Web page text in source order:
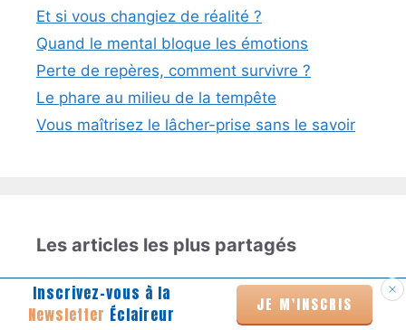
Et si vous changiez de réalité ?
Quand le mental bloque les émotions
Perte de repères, comment survivre ?
Le phare au milieu de la tempête
Vous maîtrisez le lâcher-prise sans le savoir
Les articles les plus partagés
Comment interviewer vos parents peut vous
guérir
Inscrivez-vous à la
Newsletter Éclaireur JE M'INSCRIS